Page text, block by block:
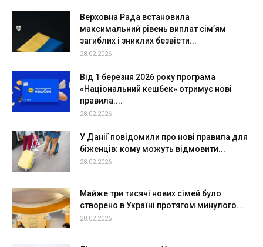
Верховна Рада встановила
максимальний рівень виплат сім’ям
загиблих і зниклих безвісти...
28.02.2026
Від 1 березня 2026 року програма
«Національний кешбек» отримує нові
правила:...
28.02.2026
У Данії повідомили про нові правила для
біженців: кому можуть відмовити...
28.02.2026
Майже три тисячі нових сімей було
створено в Україні протягом минулого...
28.02.2026